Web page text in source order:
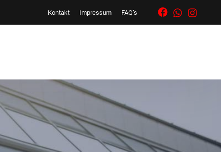
Kontakt Impressum FAQ’s